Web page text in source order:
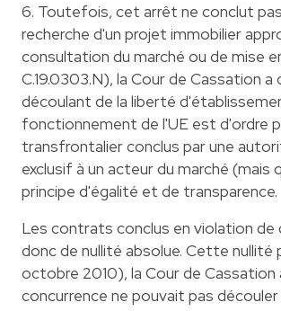
6. Toutefois, cet arrêt ne conclut
recherche d'un projet immobilier
consultation du marché ou de mise
C.19.0303.N), la Cour de Cassation
découlant de la liberté
fonctionnement de l'UE est d'ordre
transfrontalier conclus par une
exclusif à un acteur du marché
principe d'égalité et de transparence.
Les contrats conclus en violation de
donc de nullité absolue. Cette
octobre 2010), la Cour de
concurrence ne pouvait pas